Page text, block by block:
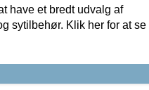
have et bredt udvalg af
sytilbehør. Klik her for at se